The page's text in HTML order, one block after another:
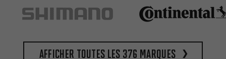
Afficher toutes les 376 marques